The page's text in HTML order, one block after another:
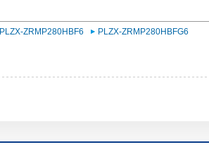
PLZX-ZRMP280HBF6
PLZX-ZRMP280HBFG6